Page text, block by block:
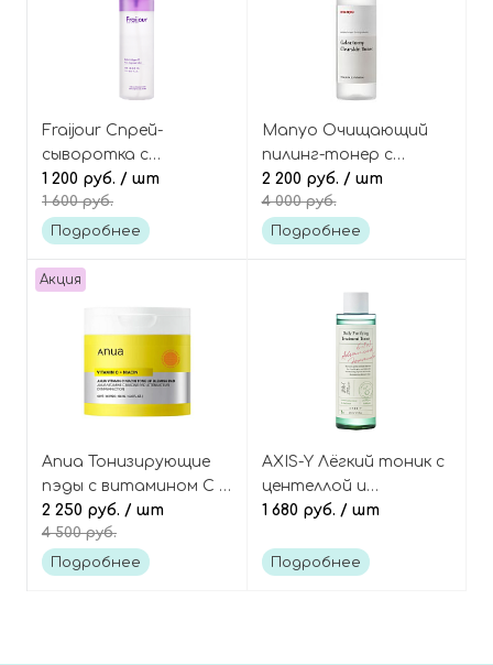
Fraijour Спрей-
сыворотка с
коллагеном и
ретинолом мист,
Retin-Collagen 3D Core
1 200 руб. / шт
1 600 руб.
Подробнее
Manyo Очищающий
пилинг-тонер с
комплексом кислот,
Galactomy Clearskin
Toner
2 200 руб. / шт
4 000 руб.
Подробнее
Акция
Anua Тонизирующие
пэды с витамином С и
ниацинамидом, 60 шт,
Vitamin C Niacin Tone
Up Blemish Pad
2 250 руб. / шт
4 500 руб.
Подробнее
AXIS-Y Лёгкий тоник с
центеллой и
комплексом кислот,
Treatment Toner
1 680 руб. / шт
Подробнее